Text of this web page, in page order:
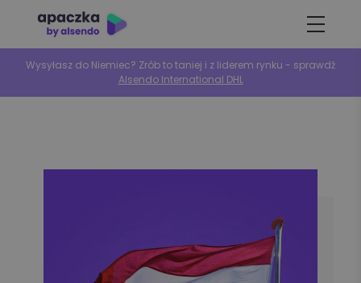
Wysyłasz do Niemiec? Zrób to taniej i z liderem rynku - sprawdź
Alsendo International DHL